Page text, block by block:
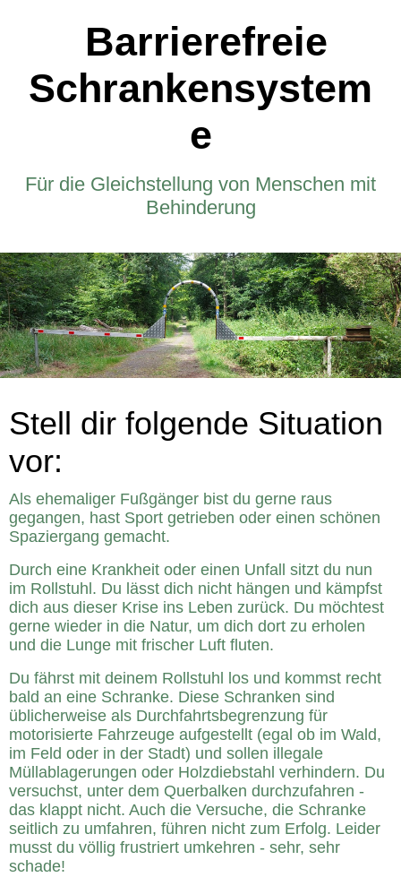
Barrierefreie
Schrankensystem
e
Für die Gleichstellung von Menschen mit
Behinderung
Stell dir folgende Situation
vor:
Als ehemaliger Fußgänger bist du gerne raus
gegangen, hast Sport getrieben oder einen schönen
Spaziergang gemacht.
Durch eine Krankheit oder einen Unfall sitzt du nun
im Rollstuhl. Du lässt dich nicht hängen und kämpfst
dich aus dieser Krise ins Leben zurück. Du möchtest
gerne wieder in die Natur, um dich dort zu erholen
und die Lunge mit frischer Luft fluten.
Du fährst mit deinem Rollstuhl los und kommst recht
bald an eine Schranke. Diese Schranken sind
üblicherweise als Durchfahrtsbegrenzung für
motorisierte Fahrzeuge aufgestellt (egal ob im Wald,
im Feld oder in der Stadt) und sollen illegale
Müllablagerungen oder Holzdiebstahl verhindern. Du
versuchst, unter dem Querbalken durchzufahren -
das klappt nicht. Auch die Versuche, die Schranke
seitlich zu umfahren, führen nicht zum Erfolg. Leider
musst du völlig frustriert umkehren - sehr, sehr
schade!